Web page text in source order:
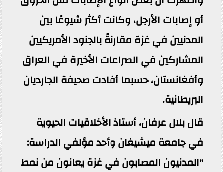
أو إصابات الأرجل، وكانت أكثر شيوعًا بين
المدنيين في غزة مقارنةً بالجنود الأمريكيين
المشاركين في الصراعات الأخيرة في العراق
وأفغانستان، حسبما أفادت صحيفة الجارديان
البريطانية.
قال بلال عرفان، أستاذ الأخلاقيات الحيوية
في جامعة ميشيغان وأحد مؤلفي الدراسة:
"المدنيون المصابون في غزة يعانون من نمط